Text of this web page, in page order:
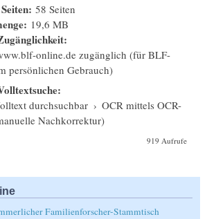
58 Seiten
19,6 MB
online.de zugänglich (für BLF-
persönlichen Gebrauch)
durchsuchbar › OCR mittels OCR-
Nachkorrektur)
919 Aufrufe
Familienforscher-Stammtisch